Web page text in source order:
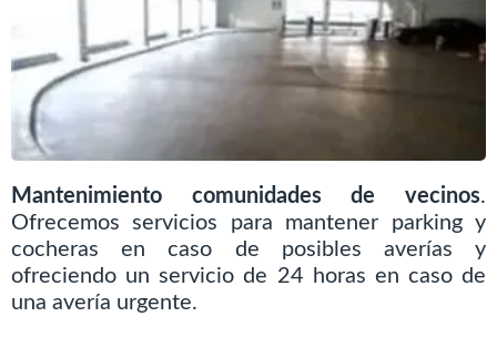
Mantenimiento comunidades de vecinos.
Ofrecemos servicios para mantener parking y
cocheras en caso de posibles averías y
ofreciendo un servicio de 24 horas en caso de
una avería urgente.